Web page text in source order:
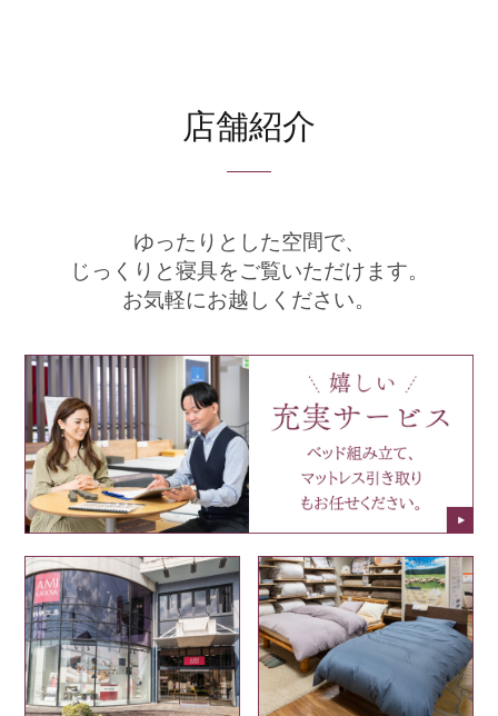
店舗紹介
ゆったりとした空間で、
じっくりと寝具をご覧いただけます。
お気軽にお越しください。